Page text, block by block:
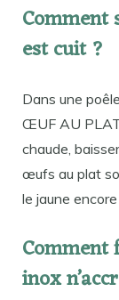
est cuit ?
Dans une
ŒUF AU
chaude,
œufs au plat
le jaune
Comment
inox